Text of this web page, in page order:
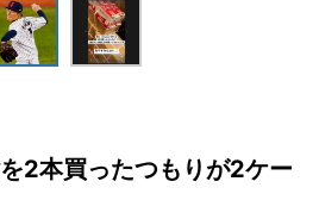
を2本買ったつもりが2ケー